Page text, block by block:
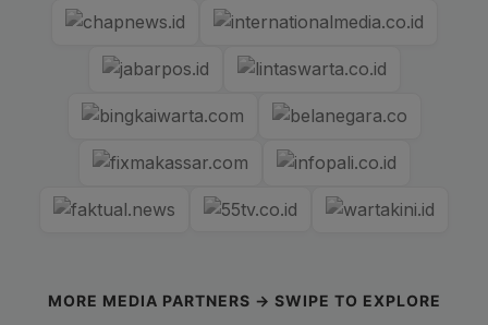
MORE MEDIA PARTNERS → SWIPE TO EXPLORE